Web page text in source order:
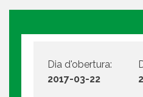
Dia d'obertura:
2017-03-22